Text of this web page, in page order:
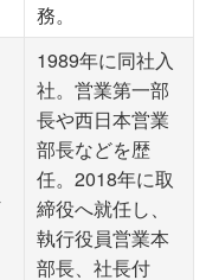
務。
1989年に同社入
社。営業第一部
長や西日本営業
部長などを歴
任。2018年に取
締役へ就任し、
執行役員営業本
部長、社長付